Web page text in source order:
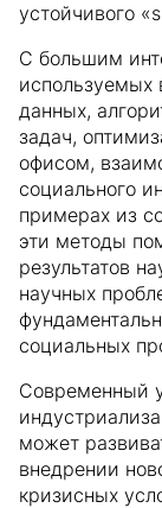
устойчивого
С большим
используемых
данных,
задач,
офисом,
социального
примерах из
эти методы
результатов
научных
социальных
Современный
может
внедрении
кризисных